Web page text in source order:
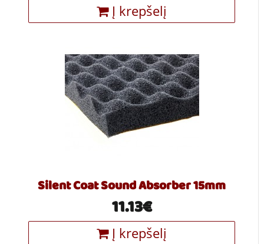
Į krepšelį
Silent Coat Sound Absorber 15mm
11.13€
Į krepšelį